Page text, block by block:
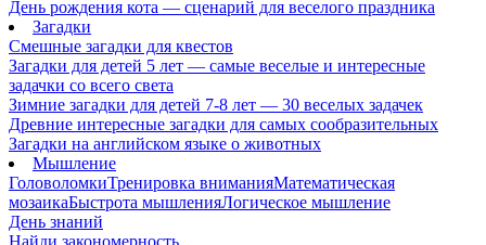
День рождения кота — сценарий для веселого праздника
Загадки
Смешные загадки для квестов
Загадки для детей 5 лет — самые веселые и интересные
задачки со всего света
Зимние загадки для детей 7-8 лет — 30 веселых задачек
Древние интересные загадки для самых сообразительных
Загадки на английском языке о животных
Мышление
ГоловоломкиТренировка вниманияМатематическая
мозаикаБыстрота мышленияЛогическое мышление
День знаний
Найди закономерность